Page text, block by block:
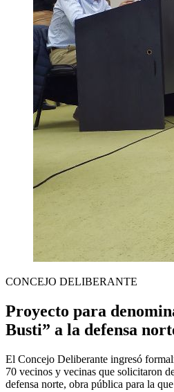
CONCEJO DELIBERANTE
Proyecto para
Busti” a la defensa
El Concejo Deliberante ingresó
70 vecinos y vecinas que solicitaron
defensa norte, obra pública para la